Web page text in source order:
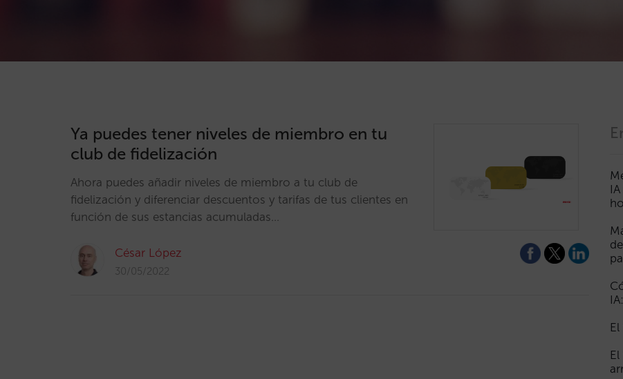
Ya puedes tener niveles de miembro en tu
club de fidelización
Ahora puedes añadir niveles de miembro a tu club de
fidelización y diferenciar descuentos y tarifas de tus clientes en
función de sus estancias acumuladas…
César López
30/05/2022